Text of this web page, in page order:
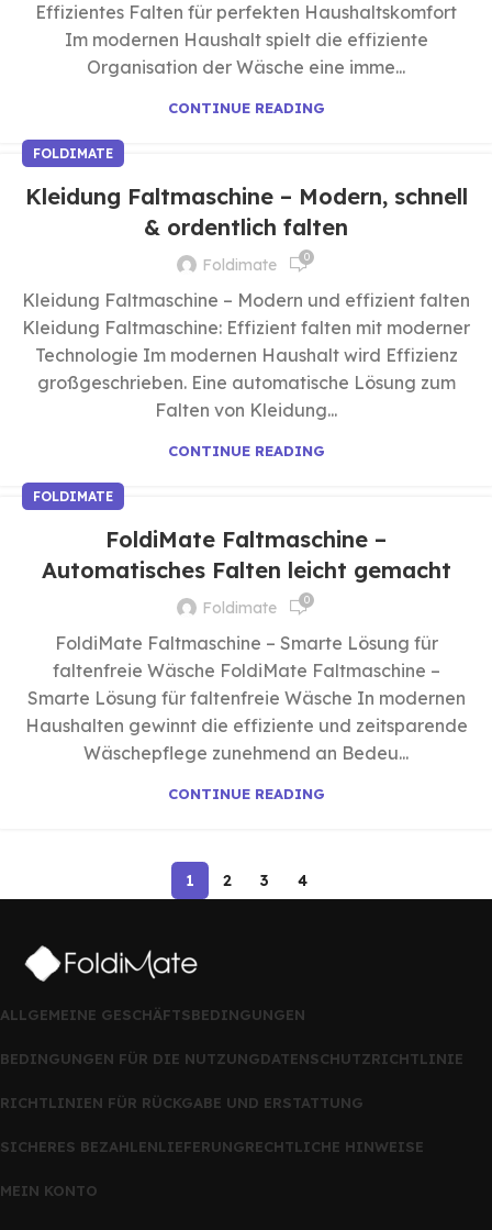
Effizientes Falten für perfekten Haushaltskomfort
Im modernen Haushalt spielt die effiziente
Organisation der Wäsche eine imme...
CONTINUE READING
FOLDIMATE
Kleidung Faltmaschine – Modern, schnell
& ordentlich falten
Foldimate 0
Kleidung Faltmaschine – Modern und effizient falten
Kleidung Faltmaschine: Effizient falten mit moderner
Technologie Im modernen Haushalt wird Effizienz
großgeschrieben. Eine automatische Lösung zum
Falten von Kleidung...
CONTINUE READING
FOLDIMATE
FoldiMate Faltmaschine –
Automatisches Falten leicht gemacht
Foldimate 0
FoldiMate Faltmaschine – Smarte Lösung für
faltenfreie Wäsche FoldiMate Faltmaschine –
Smarte Lösung für faltenfreie Wäsche In modernen
Haushalten gewinnt die effiziente und zeitsparende
Wäschepflege zunehmend an Bedeu...
CONTINUE READING
1 2 3 4
ALLGEMEINE GESCHÄFTSBEDINGUNGEN
BEDINGUNGEN FÜR DIE NUTZUNGDATENSCHUTZRICHTLINIE
RICHTLINIEN FÜR RÜCKGABE UND ERSTATTUNG
SICHERES BEZAHLENLIEFERUNGRECHTLICHE HINWEISE
MEIN KONTO